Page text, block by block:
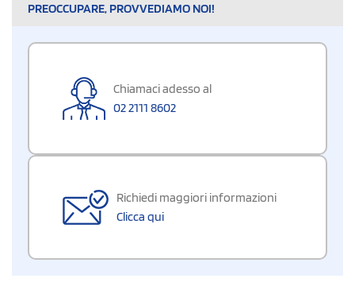
PREOCCUPARE, PROVVEDIAMO NOI!
Chiamaci adesso al
02 2111 8602
Richiedi maggiori informazioni
Clicca qui